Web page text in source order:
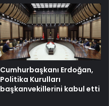
Cumhurbaşkanı Erdoğan,
Politika Kurulları
başkanvekillerini kabul etti